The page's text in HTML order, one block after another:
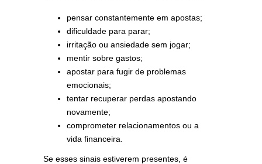
pensar constantemente em apostas;
dificuldade para parar;
irritação ou ansiedade sem jogar;
mentir sobre gastos;
apostar para fugir de problemas
emocionais;
tentar recuperar perdas apostando
novamente;
comprometer relacionamentos ou a
vida financeira.
Se esses sinais estiverem presentes, é